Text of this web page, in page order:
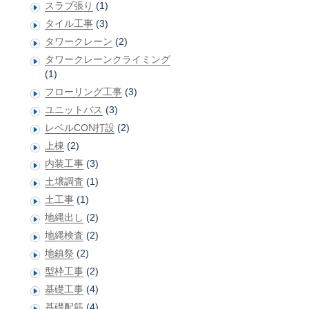
スラブ張り (1)
タイル工事 (3)
タワークレーン (2)
タワークレーンクライミング
(1)
フローリング工事 (3)
ユニットバス (3)
レベルCON打設 (2)
上棟 (2)
内装工事 (3)
土壌調査 (1)
土工事 (1)
地縄出し (2)
地縄検査 (2)
地鎮祭 (2)
型枠工事 (2)
基礎工事 (4)